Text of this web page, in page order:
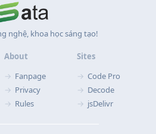
nghệ, khoa học sáng tạo!
About
Fanpage
Privacy
Rules
Sites
Code Pro
Decode
jsDelivr